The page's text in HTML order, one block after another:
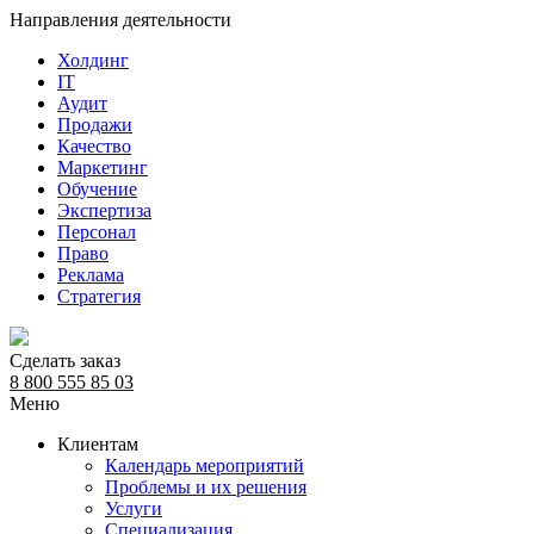
Направления деятельности
Холдинг
IT
Аудит
Продажи
Качество
Маркетинг
Обучение
Экспертиза
Персонал
Право
Реклама
Стратегия
Сделать заказ
8 800 555 85 03
Меню
Клиентам
Календарь мероприятий
Проблемы и их решения
Услуги
Специализация